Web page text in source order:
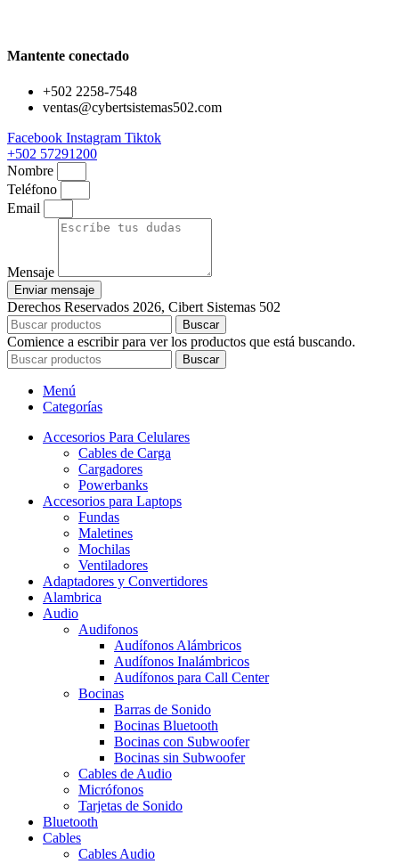
Mantente conectado
+502 2258-7548
ventas@cybertsistemas502.com
Facebook Instagram Tiktok
+502 57291200
Nombre
Teléfono
Email
Mensaje
Enviar mensaje
Derechos Reservados 2026, Cibert Sistemas 502
Buscar
Comience a escribir para ver los productos que está buscando.
Buscar
Menú
Categorías
Accesorios Para Celulares
Cables de Carga
Cargadores
Powerbanks
Accesorios para Laptops
Fundas
Maletines
Mochilas
Ventiladores
Adaptadores y Convertidores
Alambrica
Audio
Audifonos
Audífonos Alámbricos
Audífonos Inalámbricos
Audífonos para Call Center
Bocinas
Barras de Sonido
Bocinas Bluetooth
Bocinas con Subwoofer
Bocinas sin Subwoofer
Cables de Audio
Micrófonos
Tarjetas de Sonido
Bluetooth
Cables
Cables Audio